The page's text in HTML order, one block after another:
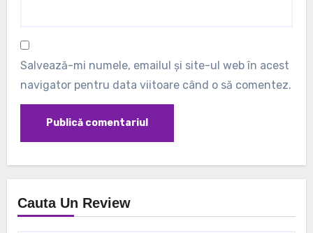
Salvează-mi numele, emailul și site-ul web în acest
navigator pentru data viitoare când o să comentez.
Cauta Un Review